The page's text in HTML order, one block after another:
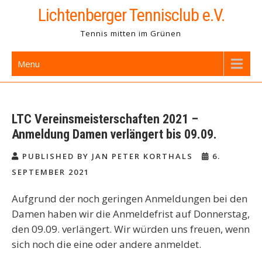
Lichtenberger Tennisclub e.V.
Tennis mitten im Grünen
Menu
LTC Vereinsmeisterschaften 2021 –
Anmeldung Damen verlängert bis 09.09.
PUBLISHED BY JAN PETER KORTHALS
6.
SEPTEMBER 2021
Aufgrund der noch geringen Anmeldungen bei den
Damen haben wir die Anmeldefrist auf Donnerstag,
den 09.09. verlängert. Wir würden uns freuen, wenn
sich noch die eine oder andere anmeldet.